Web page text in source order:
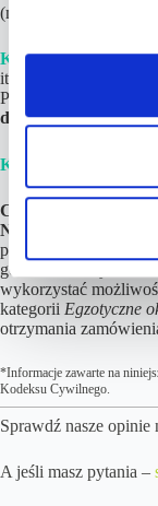
(maksymalnie do 12
Krok 3. Dokonaj
itd.)
na podstawie
Podróży. Jeśli tylko
dni przed wylotem!
Krok 4. Ciesz się z
Cena podróży
Nic nie tracisz!
W
poinformujemy.
godzin od otrzymania
wykorzystać
kategorii Egzotyczne
otrzymania
*Informacje zawarte na
Kodeksu Cywilnego.
Sprawdź nasze
A jeśli masz pytania –